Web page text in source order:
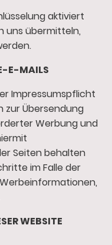
aktiviert
uns übermitteln,
E-MAILS
Impressumspflicht
Übersendung
Werbung und
Seiten behalten
im Falle der
WEBSITE